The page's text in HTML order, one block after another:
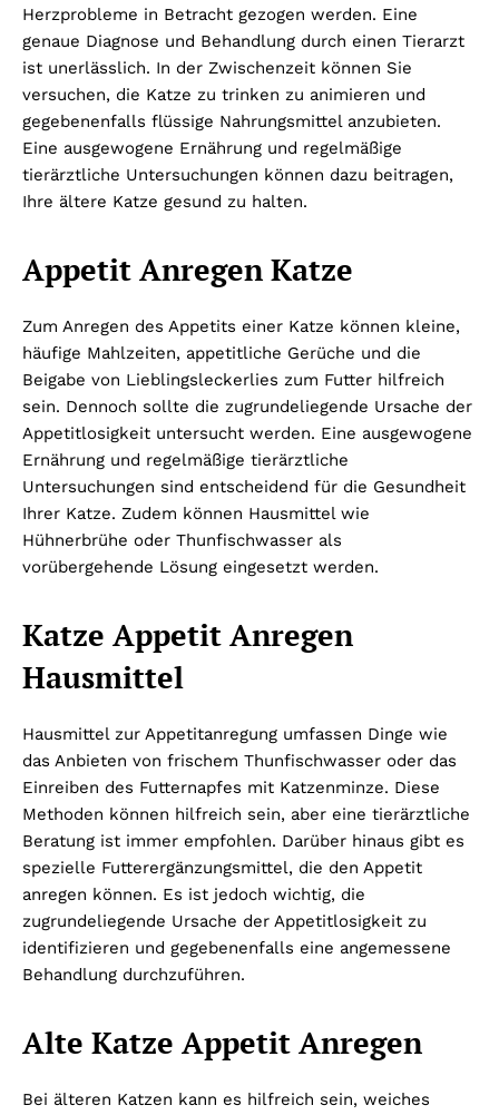
Herzprobleme in Betracht gezogen werden. Eine
genaue Diagnose und Behandlung durch einen Tierarzt
ist unerlässlich. In der Zwischenzeit können Sie
versuchen, die Katze zu trinken zu animieren und
gegebenenfalls flüssige Nahrungsmittel anzubieten.
Eine ausgewogene Ernährung und regelmäßige
tierärztliche Untersuchungen können dazu beitragen,
Ihre ältere Katze gesund zu halten.
Appetit Anregen Katze
Zum Anregen des Appetits einer Katze können kleine,
häufige Mahlzeiten, appetitliche Gerüche und die
Beigabe von Lieblingsleckerlies zum Futter hilfreich
sein. Dennoch sollte die zugrundeliegende Ursache der
Appetitlosigkeit untersucht werden. Eine ausgewogene
Ernährung und regelmäßige tierärztliche
Untersuchungen sind entscheidend für die Gesundheit
Ihrer Katze. Zudem können Hausmittel wie
Hühnerbrühe oder Thunfischwasser als
vorübergehende Lösung eingesetzt werden.
Katze Appetit Anregen
Hausmittel
Hausmittel zur Appetitanregung umfassen Dinge wie
das Anbieten von frischem Thunfischwasser oder das
Einreiben des Futternapfes mit Katzenminze. Diese
Methoden können hilfreich sein, aber eine tierärztliche
Beratung ist immer empfohlen. Darüber hinaus gibt es
spezielle Futterergänzungsmittel, die den Appetit
anregen können. Es ist jedoch wichtig, die
zugrundeliegende Ursache der Appetitlosigkeit zu
identifizieren und gegebenenfalls eine angemessene
Behandlung durchzuführen.
Alte Katze Appetit Anregen
Bei älteren Katzen kann es hilfreich sein, weiches